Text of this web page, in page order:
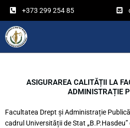
содержимому
+373 299 254 85
ASIGURAREA CALITĂȚII LA
ADMINISTRAȚIE
Facultatea Drept și Administrație
cadrul Universității de Stat